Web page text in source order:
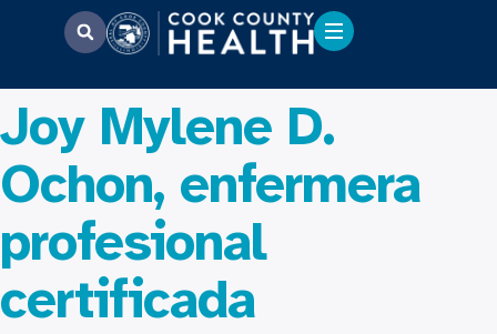
Joy Mylene D.
Ochon, enfermera
profesional
certificada